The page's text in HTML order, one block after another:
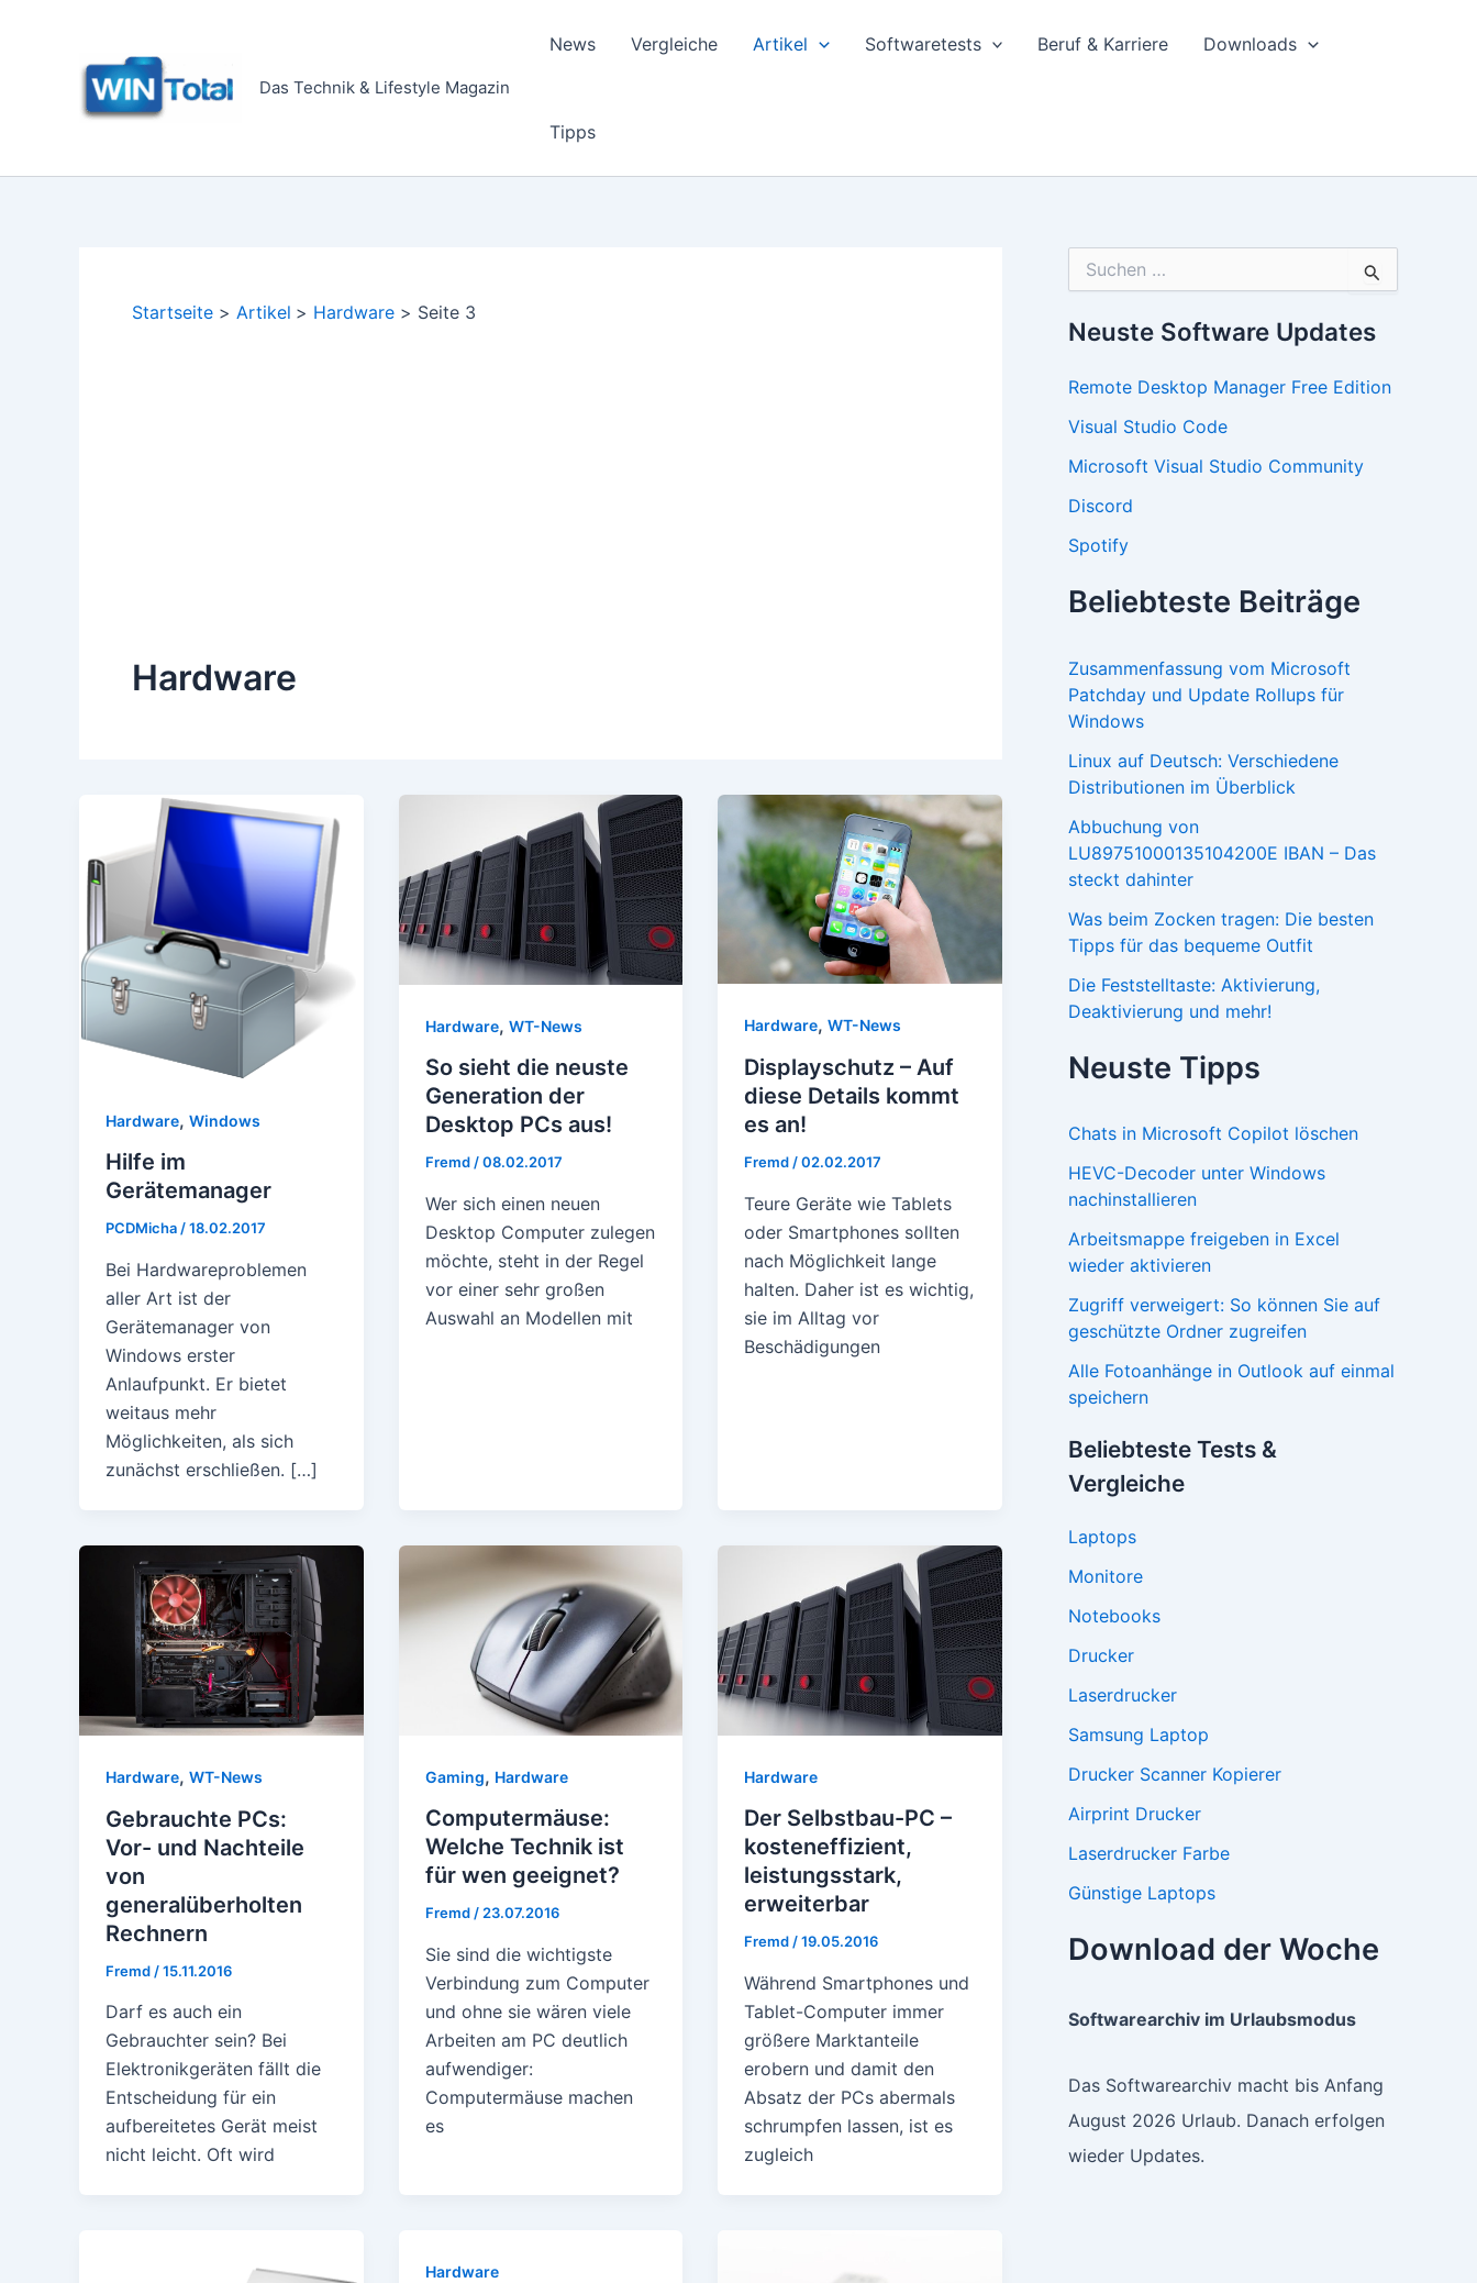
Das Technik & Lifestyle Magazin
News Vergleiche Artikel Softwaretests Beruf & Karriere Downloads
Tipps
Startseite Artikel Hardware Seite 3
Hardware
Hardware, Windows
Hilfe im
Gerätemanager
PCDMicha/18.02.2017
Bei Hardwareproblemen
aller Art ist der
Gerätemanager von
Windows erster
Anlaufpunkt. Er bietet
weitaus mehr
Möglichkeiten, als sich
zunächst erschließen. […]
Hardware, WT-News
So sieht die neuste
Generation der
Desktop PCs aus!
Fremd/08.02.2017
Wer sich einen neuen
Desktop Computer zulegen
möchte, steht in der Regel
vor einer sehr großen
Auswahl an Modellen mit
Hardware,WT-News
Displayschutz – Auf
diese Details kommt
es an!
Fremd/02.02.2017
Teure Geräte wie Tablets
oder Smartphones sollten
nach Möglichkeit lange
halten. Daher ist es wichtig,
sie im Alltag vor
Beschädigungen
Hardware, WT-News
Gebrauchte PCs:
Vor- und Nachteile
von
generalüberholten
Rechnern
Fremd /15.11.2016
Darf es auch ein
Gebrauchter sein? Bei
Elektronikgeräten fällt die
Entscheidung für ein
aufbereitetes Gerät meist
nicht leicht. Oft wird
Gaming, Hardware
Computermäuse:
Welche Technik ist
für wen geeignet?
Fremd/23.07.2016
Sie sind die wichtigste
Verbindung zum Computer
und ohne sie wären viele
Arbeiten am PC deutlich
aufwendiger:
Computermäuse machen
es
Hardware
Der Selbstbau-PC –
kosteneffizient,
leistungsstark,
erweiterbar
Fremd/19.05.2016
Während Smartphones und
Tablet-Computer immer
größere Marktanteile
erobern und damit den
Absatz der PCs abermals
schrumpfen lassen, ist es
zugleich
Hardware
h
e
n
c
:
Neuste Software Updates
Remote Desktop Manager Free Edition
Visual Studio Code
Microsoft Visual Studio Community
Discord
Spotify
Beliebteste Beiträge
Zusammenfassung vom Microsoft
Patchday und Update Rollups für
Windows
Linux auf Deutsch: Verschiedene
Distributionen im Überblick
Abbuchung von
LU89751000135104200E IBAN – Das
steckt dahinter
Was beim Zocken tragen: Die besten
Tipps für das bequeme Outfit
Die Feststelltaste: Aktivierung,
Deaktivierung und mehr!
Neuste Tipps
Chats in Microsoft Copilot löschen
HEVC-Decoder unter Windows
nachinstallieren
Arbeitsmappe freigeben in Excel
wieder aktivieren
Zugriff verweigert: So können Sie auf
geschützte Ordner zugreifen
Alle Fotoanhänge in Outlook auf einmal
speichern
Beliebteste Tests &
Vergleiche
Laptops
Monitore
Notebooks
Drucker
Laserdrucker
Samsung Laptop
Drucker Scanner Kopierer
Airprint Drucker
Laserdrucker Farbe
Günstige Laptops
Download der Woche
Softwarearchiv im Urlaubsmodus
Das Softwarearchiv macht bis Anfang
August 2026 Urlaub. Danach erfolgen
wieder Updates.